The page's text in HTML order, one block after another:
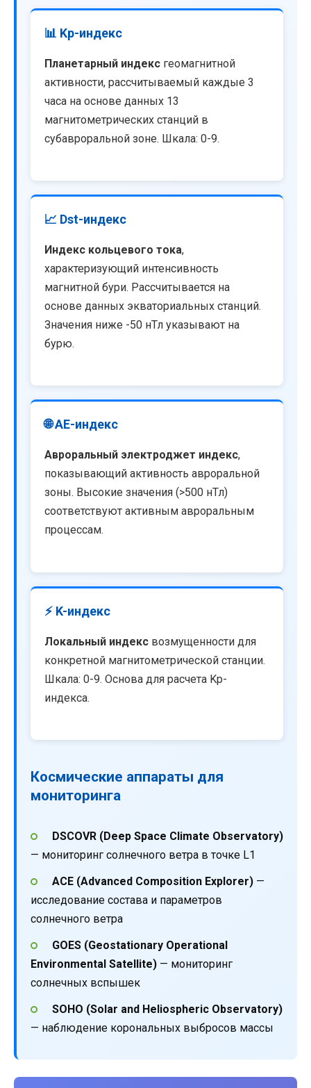
📊 Kp-индекс
Планетарный индекс геомагнитной
активности, рассчитываемый каждые 3
часа на основе данных 13
магнитометрических станций в
субавроральной зоне. Шкала: 0-9.
📈 Dst-индекс
Индекс кольцевого тока,
характеризующий интенсивность
магнитной бури. Рассчитывается на
основе данных экваториальных станций.
Значения ниже -50 нТл указывают на
бурю.
🌐 AE-индекс
Авроральный электроджет индекс,
показывающий активность авроральной
зоны. Высокие значения (>500 нТл)
соответствуют активным авроральным
процессам.
⚡ K-индекс
Локальный индекс возмущенности для
конкретной магнитометрической станции.
Шкала: 0-9. Основа для расчета Kp-
индекса.
Космические аппараты для
мониторинга
DSCOVR (Deep Space Climate Observatory)
— мониторинг солнечного ветра в точке L1
ACE (Advanced Composition Explorer)—
исследование состава и параметров
солнечного ветра
GOES (Geostationary Operational
Environmental Satellite) — мониторинг
солнечных вспышек
SOHO (Solar and Heliospheric Observatory)
— наблюдение корональных выбросов массы